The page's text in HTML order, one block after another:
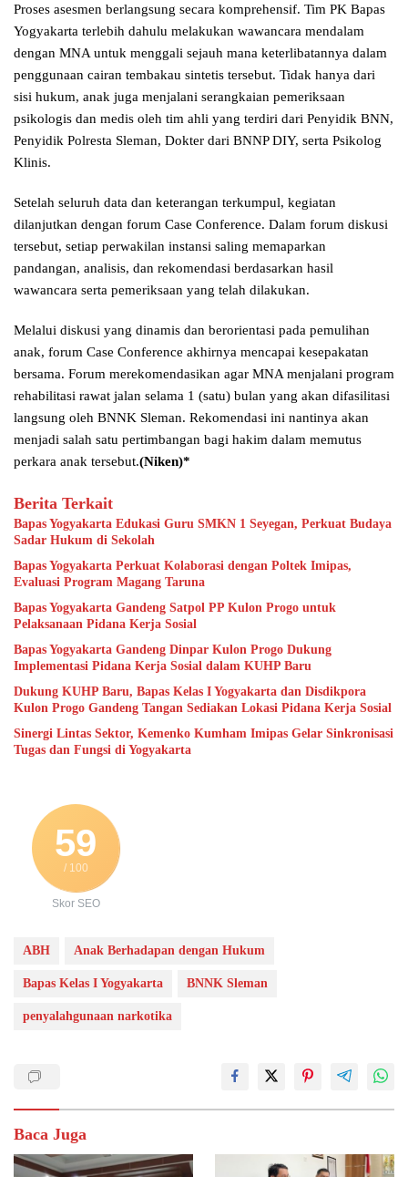
Proses asesmen berlangsung secara komprehensif. Tim PK Bapas
Yogyakarta terlebih dahulu melakukan wawancara mendalam
dengan MNA untuk menggali sejauh mana keterlibatannya dalam
penggunaan cairan tembakau sintetis tersebut. Tidak hanya dari
sisi hukum, anak juga menjalani serangkaian pemeriksaan
psikologis dan medis oleh tim ahli yang terdiri dari Penyidik BNN,
Penyidik Polresta Sleman, Dokter dari BNNP DIY, serta Psikolog
Klinis.
Setelah seluruh data dan keterangan terkumpul, kegiatan
dilanjutkan dengan forum Case Conference. Dalam forum diskusi
tersebut, setiap perwakilan instansi saling memaparkan
pandangan, analisis, dan rekomendasi berdasarkan hasil
wawancara serta pemeriksaan yang telah dilakukan.
Melalui diskusi yang dinamis dan berorientasi pada pemulihan
anak, forum Case Conference akhirnya mencapai kesepakatan
bersama. Forum merekomendasikan agar MNA menjalani program
rehabilitasi rawat jalan selama 1 (satu) bulan yang akan difasilitasi
langsung oleh BNNK Sleman. Rekomendasi ini nantinya akan
menjadi salah satu pertimbangan bagi hakim dalam memutus
perkara anak tersebut.(Niken)*
Berita Terkait
Bapas Yogyakarta Edukasi Guru SMKN 1 Seyegan, Perkuat Budaya
Sadar Hukum di Sekolah
Bapas Yogyakarta Perkuat Kolaborasi dengan Poltek Imipas,
Evaluasi Program Magang Taruna
Bapas Yogyakarta Gandeng Satpol PP Kulon Progo untuk
Pelaksanaan Pidana Kerja Sosial
Bapas Yogyakarta Gandeng Dinpar Kulon Progo Dukung
Implementasi Pidana Kerja Sosial dalam KUHP Baru
Dukung KUHP Baru, Bapas Kelas I Yogyakarta dan Disdikpora
Kulon Progo Gandeng Tangan Sediakan Lokasi Pidana Kerja Sosial
Sinergi Lintas Sektor, Kemenko Kumham Imipas Gelar Sinkronisasi
Tugas dan Fungsi di Yogyakarta
59
/ 100
Skor SEO
ABH Anak Berhadapan dengan Hukum
Bapas Kelas I Yogyakarta BNNK Sleman
penyalahgunaan narkotika
Baca Juga